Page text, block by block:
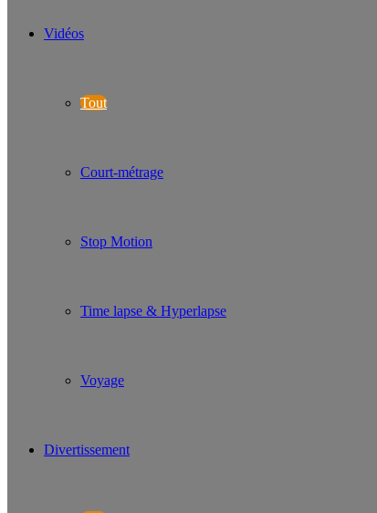
Vidéos
Tout
Court-métrage
Stop Motion
Time lapse & Hyperlapse
Voyage
Divertissement